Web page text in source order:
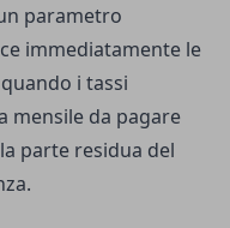
parametro
immediatamente le
i tassi
mensile da pagare
parte residua del